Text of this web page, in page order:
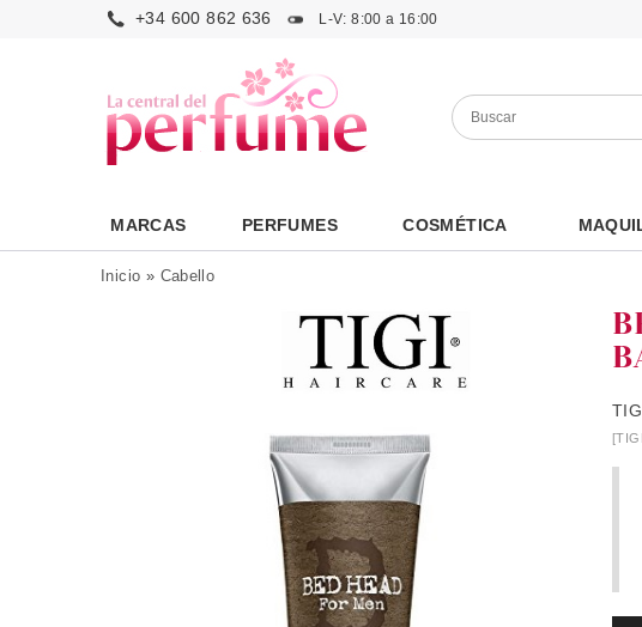
+34 600 862 636 L-V: 8:00 a 16:00
MARCAS PERFUMES COSMÉTICA
Inicio » Cabello